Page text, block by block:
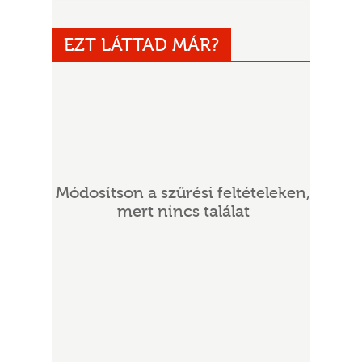
EZT LÁTTAD MÁR?
Módosítson a szűrési feltételeken,
mert nincs találat